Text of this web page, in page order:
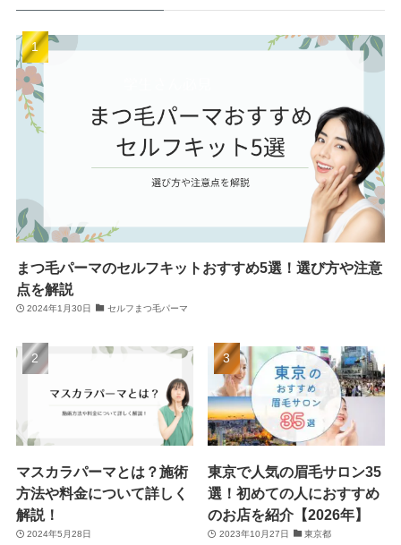
まつ毛パーマのセルフキットおすすめ5選！選び方や注意
点を解説
2024年1月30日 セルフまつ毛パーマ
マスカラパーマとは？施術
方法や料金について詳しく
解説！
2024年5月28日
東京で人気の眉毛サロン35
選！初めての人におすすめ
のお店を紹介【2026年】
2023年10月27日 東京都